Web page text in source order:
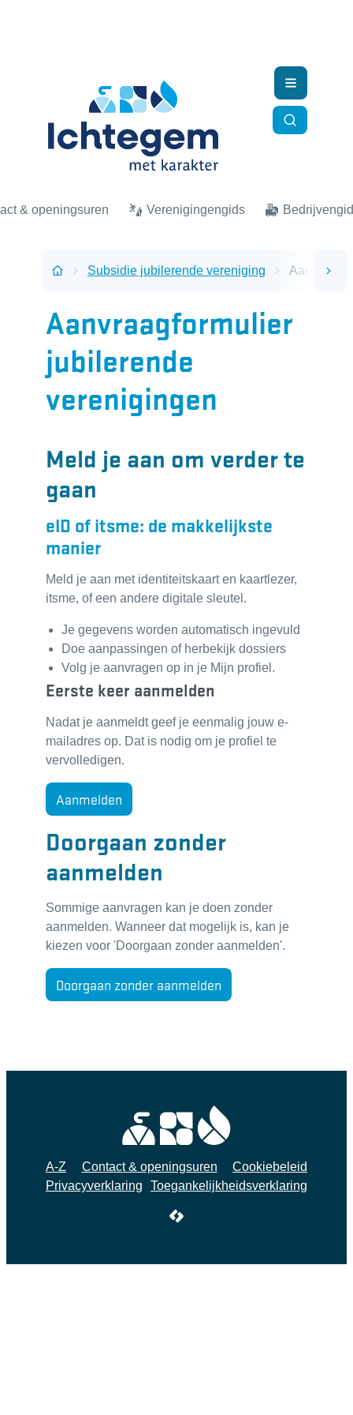
& openingsuren Verenigingengids
Zoek
Menu
Startpagina
Subsidie jubilerende vereniging
Aanvraagformulier
jubilerende
verenigingen
Meld je aan om verder te
gaan
eID of itsme: de makkelijkste
manier
Meld je aan met identiteitskaart en kaartlezer,
itsme, of een andere digitale sleutel.
Je gegevens worden automatisch ingevuld
Doe aanpassingen of herbekijk dossiers
Volg je aanvragen op in je Mijn profiel.
Eerste keer aanmelden
Nadat je aanmeldt geef je eenmalig jouw e-
mailadres op. Dat is nodig om je profiel te
vervolledigen.
Aanmelden
Doorgaan zonder
aanmelden
Sommige aanvragen kan je doen zonder
aanmelden. Wanneer dat mogelijk is, kan je
kiezen voor 'Doorgaan zonder aanmelden'.
Doorgaan zonder aanmelden
A-Z Contact & openingsuren
Cookiebeleid
Privacyverklaring
Toegankelijkheidsverklaring
LCP nv 2026 ©